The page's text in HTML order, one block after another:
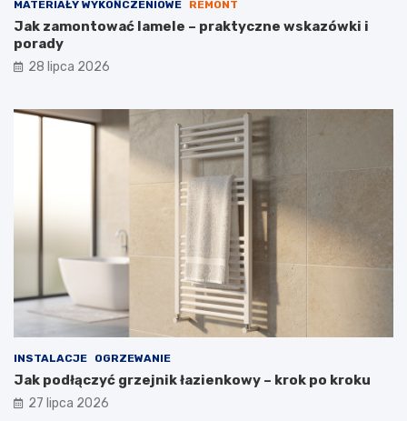
MATERIAŁY WYKOŃCZENIOWE REMONT
Jak zamontować lamele – praktyczne wskazówki i
porady
28 lipca 2026
INSTALACJE OGRZEWANIE
Jak podłączyć grzejnik łazienkowy – krok po kroku
27 lipca 2026